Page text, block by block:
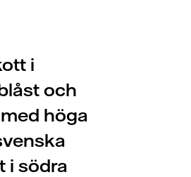
i
och
höga
i södra